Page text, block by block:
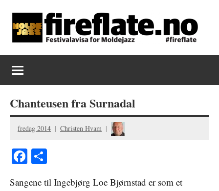
content
Fireflate
Chanteusen fra Surnadal
fredag 2014 Christen Hvam
Facebook
Sangene til Ingebjørg Loe Bjørnstad er som et